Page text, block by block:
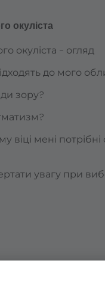
окуліста
окуліста – огляд
до мого
зору?
віці мені
увагу при